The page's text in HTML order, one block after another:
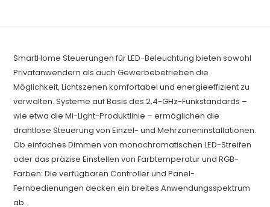
SmartHome Steuerungen für LED-Beleuchtung bieten sowohl
Privatanwendern als auch Gewerbebetrieben die
Möglichkeit, Lichtszenen komfortabel und energieeffizient zu
verwalten. Systeme auf Basis des 2,4-GHz-Funkstandards –
wie etwa die Mi-Light-Produktlinie – ermöglichen die
drahtlose Steuerung von Einzel- und Mehrzoneninstallationen.
Ob einfaches Dimmen von monochromatischen LED-Streifen
oder das präzise Einstellen von Farbtemperatur und RGB-
Farben: Die verfügbaren Controller und Panel-
Fernbedienungen decken ein breites Anwendungsspektrum
ab.